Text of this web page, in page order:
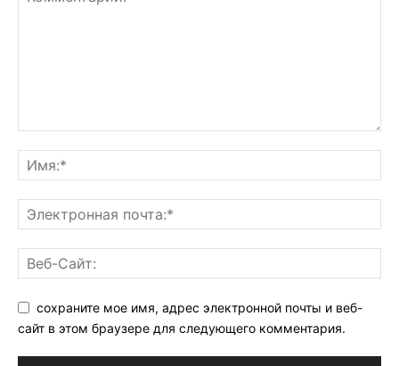
сохраните мое имя, адрес электронной почты и веб-
сайт в этом браузере для следующего комментария.